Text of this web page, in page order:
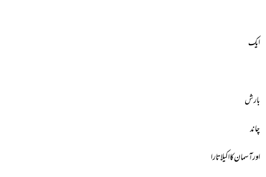
ایک
بارش
چاند
اور آسمان کا اکیلا تارا